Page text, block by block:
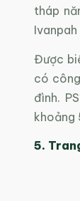
tháp
Được
có
đình.
khoảng
5.